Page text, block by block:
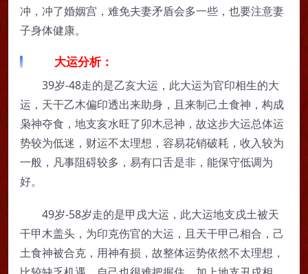
冲，冲了婚姻宫，难免夫妻矛盾会多一些，也要注意妻
子身体健康。
大运分析：
39岁-48走的是乙亥大运，此大运为官印相生的大
运，天干乙木偏印透出来助身，且来制己土食神，构成
枭神夺食，地支亥水旺了卯木忌神，故这步大运总体运
势较为低迷，财运不太理想，容易花销破耗，收入较为
一般，凡事阻碍较多，易有口舌是非，能保守低调为
好。
49岁-58岁走的是甲戌大运，此大运地支戌土被天
干甲木盖头，为印克伤官的大运，且天干甲己相合，己
土食神被合克，用神有损，故整体运势依然不太理想，